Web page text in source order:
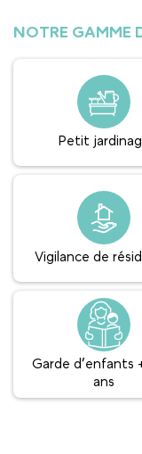
NOTRE GAMME
Petit
Vigilance de
Garde d’enfants
ans